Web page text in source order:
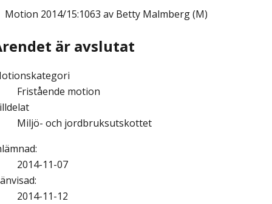
Motion 2014/15:1063 av Betty Malmberg (M)
är avslutat
Fristående motion
Miljö- och jordbruksutskottet
:
2014-11-07
:
2014-11-12